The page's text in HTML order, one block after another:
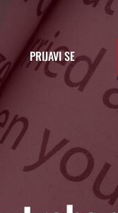
PRIJAVI SE